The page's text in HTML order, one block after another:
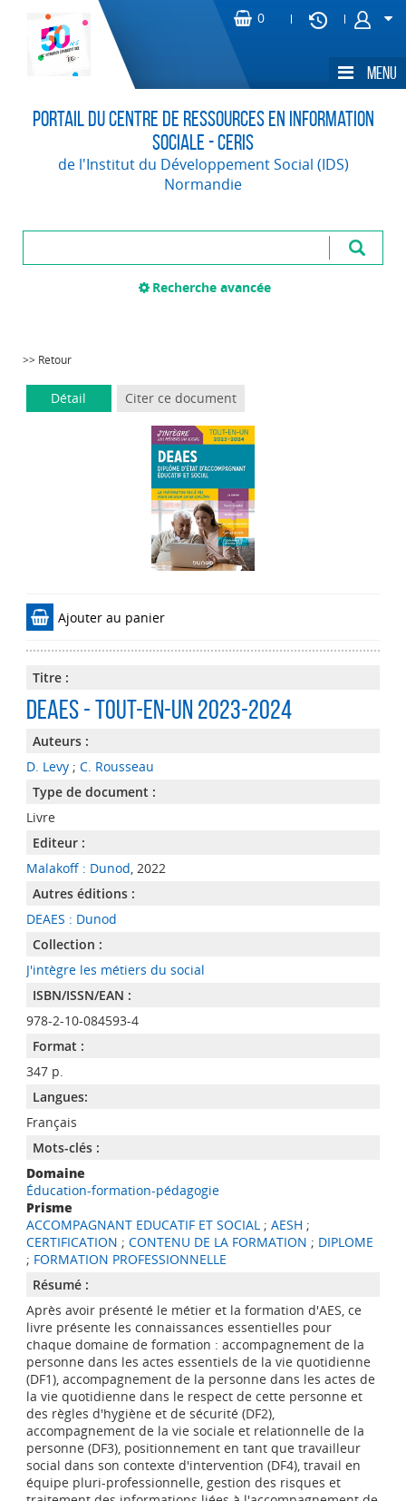
Portail du Centre de Ressources en Information
Sociale - CERIS
de l'Institut du Développement Social (IDS)
Normandie
Recherche avancée
>> Retour
Détail Citer ce document
Ajouter au panier
Titre :
DEAES - Tout-en-Un 2023-2024
Auteurs :
D. Levy; C. Rousseau
Type de document :
Livre
Editeur :
Malakoff : Dunod, 2022
Autres éditions :
DEAES : Dunod
Collection :
J'intègre les métiers du social
ISBN/ISSN/EAN :
978-2-10-084593-4
Format :
347 p.
Langues:
Français
Mots-clés :
Domaine
Éducation-formation-pédagogie
Prisme
ACCOMPAGNANT EDUCATIF ET SOCIAL; AESH ;
CERTIFICATION ; CONTENU DE LA FORMATION ; DIPLOME
; FORMATION PROFESSIONNELLE
Résumé :
Après avoir présenté le métier et la formation d'AES, ce
livre présente les connaissances essentielles pour
chaque domaine de formation : accompagnement de la
personne dans les actes essentiels de la vie quotidienne
(DF1), accompagnement de la personne dans les actes de
la vie quotidienne dans le respect de cette personne et
des règles d'hygiène et de sécurité (DF2),
accompagnement de la vie sociale et relationnelle de la
personne (DF3), positionnement en tant que travailleur
social dans son contexte d'intervention (DF4), travail en
équipe pluri-professionnelle, gestion des risques et